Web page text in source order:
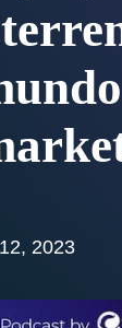
2023